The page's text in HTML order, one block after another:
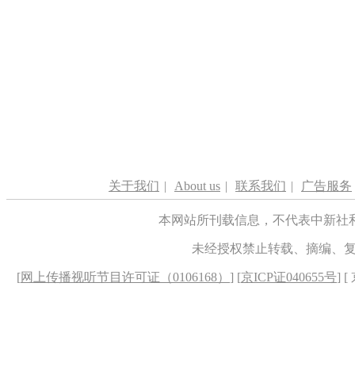
关于我们 | About us | 联系我们 | 广告服务
本网站所刊载信息，不代表中新
未经授权禁止转载、摘编、
[网上传播视听节目许可证（0106168） ] [京ICP证040655号] [